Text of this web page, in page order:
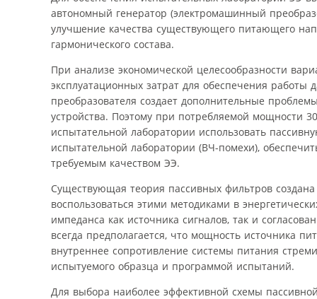
автономный генератор (электромашинный
улучшение качества существующего питающего
гармонического состава.
При анализе экономической целесо­образности
эксплуатационных затрат для обеспечения работы
преобразователя создает дополнительные
устройства. Поэтому при потребляемой мощности
испытательной лаборатории использовать
испытательной лаборатории (ВЧ-помехи),
требуемым качеством ЭЭ.
Существующая теория пассивных фильтров
воспользоваться этими методиками в
импеданса как источника сигналов, так и
всегда предполагается, что мощность источника
внутреннее сопротивление системы питания
испытуемого образца и программой испытаний.
Для выбора наиболее эффективной схемы